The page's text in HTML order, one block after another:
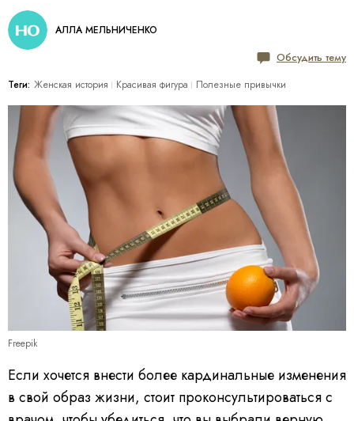
АЛЛА МЕЛЬНИЧЕНКО
Обсудить тему
Теги: Женская история Красивая фигура Полезные привычки
Freepik
Если хочется внести более кардинальные изменения
в свой образ жизни, стоит проконсультироваться с